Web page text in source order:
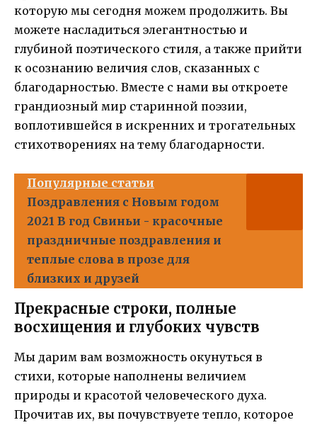
которую мы сегодня можем продолжить. Вы
можете насладиться элегантностью и
глубиной поэтического стиля, а также прийти
к осознанию величия слов, сказанных с
благодарностью. Вместе с нами вы откроете
грандиозный мир старинной поэзии,
воплотившейся в искренних и трогательных
стихотворениях на тему благодарности.
Популярные статьи
Поздравления с Новым годом
2021 В год Свиньи - красочные
праздничные поздравления и
теплые слова в прозе для
близких и друзей
Прекрасные строки, полные
восхищения и глубоких чувств
Мы дарим вам возможность окунуться в
стихи, которые наполнены величием
природы и красотой человеческого духа.
Прочитав их, вы почувствуете тепло, которое